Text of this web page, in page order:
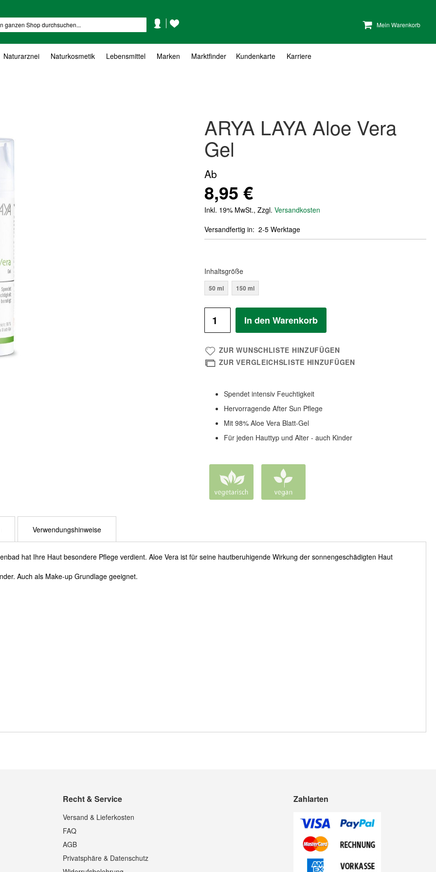
Mein Warenkorb
KontoWunschzettel
Naturarznei Naturkosmetik Lebensmittel Marken Marktfinder Kundenkarte Karriere
ARYA LAYA Aloe Vera
Gel
Ab
8,95 €
Inkl. 19% MwSt., Zzgl. Versandkosten
Versandfertig in
2-5 Werktage
Inhaltsgröße
50 ml 150 ml
In den Warenkorb
ZUR WUNSCHLISTE HINZUFÜGEN
ZUR VERGLEICHSLISTE HINZUFÜGEN
Spendet intensiv Feuchtigkeit
Hervorragende After Sun Pflege
Mit 98% Aloe Vera Blatt-Gel
Für jeden Hauttyp und Alter - auch Kinder
hat Ihre Haut besondere Pflege verdient. Aloe Vera ist für seine hautberuhigende Wirkung der sonnengeschädigten Haut
Auch als Make-up Grundlage geeignet.
Verwendungshinweise
Recht & Service
Versand & Lieferkosten
FAQ
AGB
Privatsphäre & Datenschutz
Zahlarten